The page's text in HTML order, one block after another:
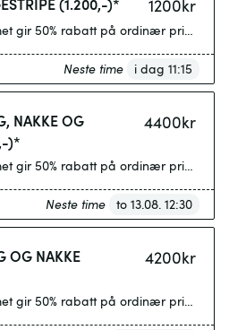
(1.200,-)* 1200kr
gir 50% rabatt på ordinær pris etter
Neste time i dag 11:15
NAKKE OG
)*
4400kr
gir 50% rabatt på ordinær pris etter
Neste time to 13.08. 12:30
OG NAKKE
4200kr
gir 50% rabatt på ordinær pris etter